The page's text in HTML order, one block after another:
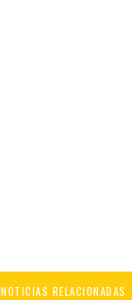
NOTICIAS RELACIONADAS